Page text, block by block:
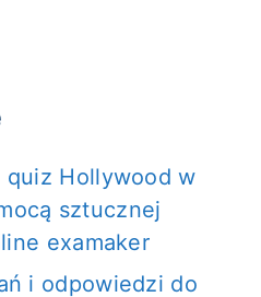
quiz Hollywood w
sztucznej
examaker
i odpowiedzi do